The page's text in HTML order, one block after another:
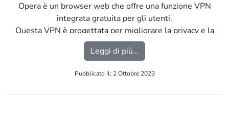
Opera è un browser web che offre una funzione VPN
integrata gratuita per gli utenti.
Questa VPN è progettata per migliorare la privacy e la
sicurezza durante la navigazione su Internet. […]
Leggi di più…
Pubblicato il: 2 Ottobre 2023